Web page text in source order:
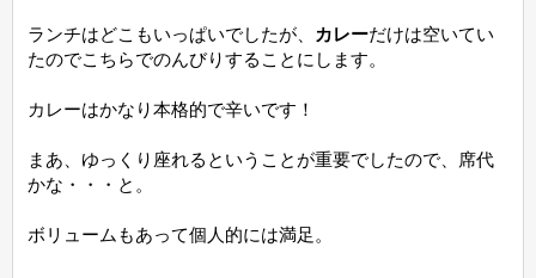
ランチはどこもいっぱいでしたが、 カレーだけは空いてい
たのでこちらでのんびりすることにします。
カレーはかなり本格的で辛いです！
まあ、ゆっくり座れるということが重要でしたので、席代
かな・・・と。
ボリュームもあって個人的には満足。